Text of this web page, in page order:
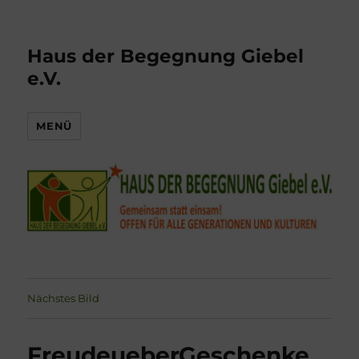
Haus der Begegnung Giebel
e.V.
MENÜ
Nächstes Bild